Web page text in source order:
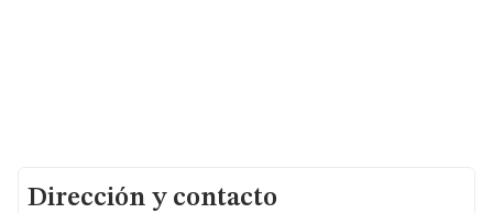
Dirección y contacto